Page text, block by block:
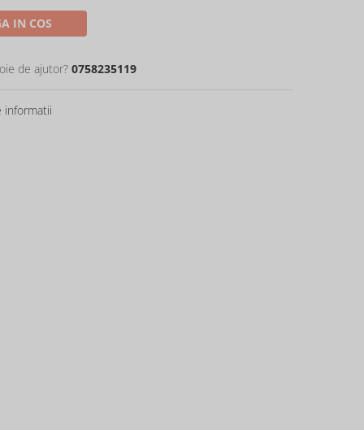
IN COS
de ajutor? 0758235119
informatii